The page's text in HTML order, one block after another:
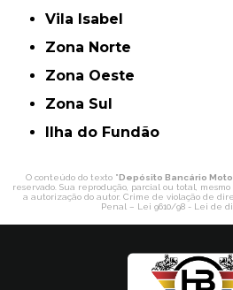
Vila Isabel
Zona Norte
Zona Oeste
Zona Sul
ilha do Fundão
O conteúdo do texto "Depósito Bancário
reservado. Sua reprodução, parcial ou total,
a autorização do autor. Crime de violação de
Penal – Lei 9610/98 - Lei de